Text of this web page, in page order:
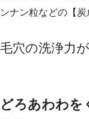
ンナン粒などの【
毛穴の洗浄力
どろあわわを